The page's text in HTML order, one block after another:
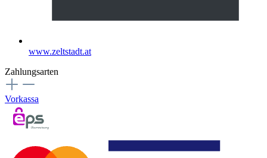
www.zeltstadt.at
Zahlungsarten
Vorkassa